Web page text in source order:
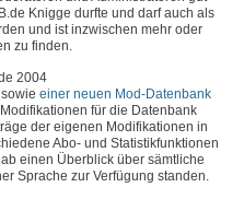
Knigge durfte und darf auch als
und ist inzwischen mehr oder
zu finden.
2004
sowie einer neuen Mod-Datenbank
für die Datenbank
der eigenen Modifikationen in
Abo- und Statistikfunktionen
einen Überblick über sämtliche
Sprache zur Verfügung standen.